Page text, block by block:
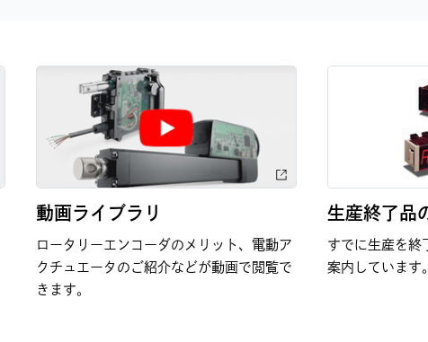
動画ライブラリ
ロータリーエンコーダのメリット、電動ア
クチュエータのご紹介などが動画で閲覧で
きます。
生産終了品
すでに生産を終
案内しています。